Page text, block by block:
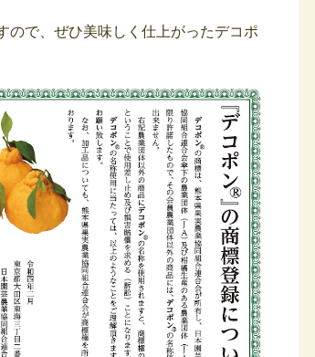
で、ぜひ美味しく仕上がったデコポ